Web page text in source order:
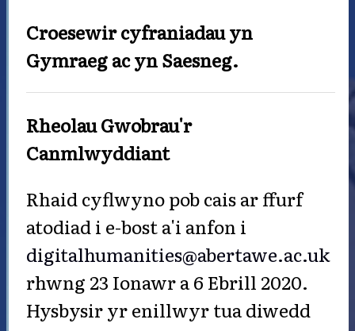
Croesewir cyfraniadau yn
Gymraeg ac yn Saesneg.
Rheolau Gwobrau'r
Canmlwyddiant
Rhaid cyflwyno pob cais ar ffurf
atodiad i e-bost a'i anfon i
digitalhumanities@abertawe.ac.uk
rhwng 23 Ionawr a 6 Ebrill 2020.
Hysbysir yr enillwyr tua diwedd